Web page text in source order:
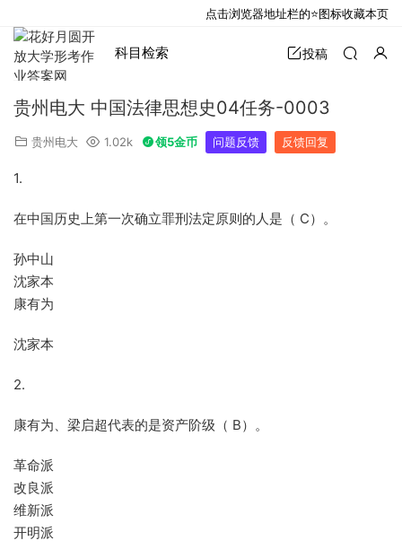
科目检索 投稿
贵州电大 中国法律思想史04任务-0003
贵州电大 1.02k 领5金币 问题反馈 反馈回复
1.
在中国历史上第一次确立罪刑法定原则的人是（ C）。
孙中山
沈家本
康有为
沈家本
2.
康有为、梁启超代表的是资产阶级（ B）。
革命派
改良派
维新派
开明派
点击浏览器地址栏的⭐图标收藏本页